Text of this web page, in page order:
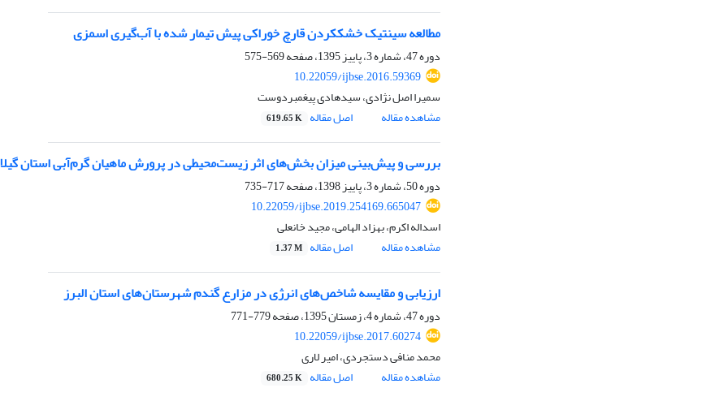
مطالعه سینتیک خشک‏کردن قارچ خوراکی پیش تیمار شده با آب‌گیری اسمزی
دوره 47، شماره 3، پاییز 1395، صفحه
569-575
10.22059/ijbse.2016.59369
سمیرا اصل نژادی، سیدهادی پیغمبردوست
مشاهده مقاله
اصل مقاله 619.65 K
بررسی و پیش‌بینی میزان بخش‌های اثر زیست‌محیطی در پرورش ماهیان گرم‌آبی استان
دوره 50، شماره 3، پاییز 1398، صفحه
717-735
10.22059/ijbse.2019.254169.665047
اسداله اکرم، بهزاد الهامی، مجید خانعلی
مشاهده مقاله
اصل مقاله 1.37 M
ارزیابی و مقایسه شاخص‌های انرژی در مزارع گندم شهرستان‌های استان البرز
دوره 47، شماره 4، زمستان 1395، صفحه
779-771
10.22059/ijbse.2017.60274
محمد منافی دستجردی، امیر لاری
مشاهده مقاله
اصل مقاله 680.25 K